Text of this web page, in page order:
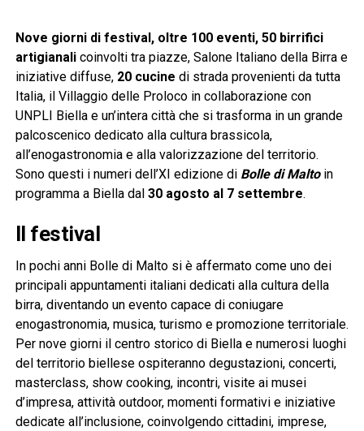
Nove giorni di festival, oltre 100 eventi, 50 birrifici
artigianalicoinvolti tra piazze, Salone Italiano della Birra e
iniziative diffuse,20 cucine di strada provenienti da tutta
Italia, il Villaggio delle Proloco in collaborazione con
UNPLI Biella e un’intera città che si trasforma in un grande
palcoscenico dedicato alla cultura brassicola,
all’enogastronomia e alla valorizzazione del territorio.
Sono questi i numeri dell’XI edizione di Bolle di Maltoin
programma a Biella dal 30 agosto al 7 settembre.
Il festival
In pochi anni Bolle di Malto si è affermato come uno dei
principali appuntamenti italiani dedicati alla cultura della
birra, diventando un evento capace di coniugare
enogastronomia, musica, turismo e promozione territoriale.
Per nove giorni il centro storico di Biella e numerosi luoghi
del territorio biellese ospiteranno degustazioni, concerti,
masterclass, show cooking, incontri, visite ai musei
d’impresa, attività outdoor, momenti formativi e iniziative
dedicate all’inclusione, coinvolgendo cittadini, imprese,